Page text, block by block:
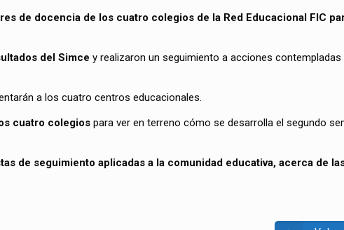
de docencia de los cuatro colegios de la Red Educacional FIC
del Simce y realizaron un seguimiento a acciones
a los cuatro centros educacionales.
cuatro colegios para ver en terreno cómo se desarrolla el segundo
de seguimiento aplicadas a la comunidad educativa, acerca de